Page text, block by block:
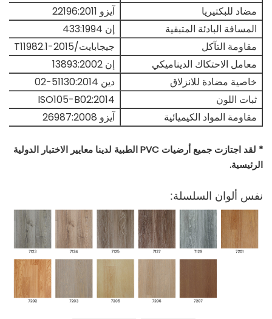
مضاد للبكتيريا
آيزو 22196:2011
المسافة البادئة المتبقية
إن 433:1994
مقاومة التآكل
جيجابايت/T11982.1-2015
معامل الاحتكاك الديناميكي
إن 13893:2002
خاصية مضادة للانزلاق
دين 51130:2014-02
ثبات اللون
ISO105-B02:2014
مقاومة المواد الكيميائية
آيزو 26987:2008
* لقد اجتازت جميع أرضيات PVC الطبية لدينا معايير الاختبار الدولية
الرئيسية.
نفس ألوان السلسلة: